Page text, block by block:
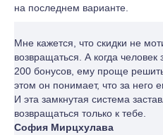
на последнем варианте.
Мне кажется, что скидки не
возвращаться. А когда человек
200 бонусов, ему проще
этом он понимает, что за него
И эта замкнутая система
возвращаться только к тебе.
София Мирцхулава